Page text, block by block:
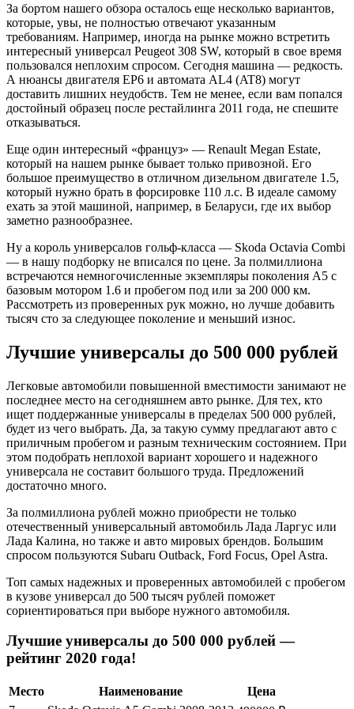
За бортом нашего обзора осталось еще несколько вариантов,
которые, увы, не полностью отвечают указанным
требованиям. Например, иногда на рынке можно встретить
интересный универсал Peugeot 308 SW, который в свое время
пользовался неплохим спросом. Сегодня машина — редкость.
А нюансы двигателя EP6 и автомата AL4 (AT8) могут
доставить лишних неудобств. Тем не менее, если вам попался
достойный образец после рестайлинга 2011 года, не спешите
отказываться.
Еще один интересный «француз» — Renault Megan Estate,
который на нашем рынке бывает только привозной. Его
большое преимущество в отличном дизельном двигателе 1.5,
который нужно брать в форсировке 110 л.с. В идеале самому
ехать за этой машиной, например, в Беларуси, где их выбор
заметно разнообразнее.
Ну а король универсалов гольф-класса — Skoda Octavia Combi
— в нашу подборку не вписался по цене. За полмиллиона
встречаются немногочисленные экземпляры поколения А5 с
базовым мотором 1.6 и пробегом под или за 200 000 км.
Рассмотреть из проверенных рук можно, но лучше добавить
тысяч сто за следующее поколение и меньший износ.
Лучшие универсалы до 500 000 рублей
Легковые автомобили повышенной вместимости занимают не
последнее место на сегодняшнем авто рынке. Для тех, кто
ищет поддержанные универсалы в пределах 500 000 рублей,
будет из чего выбрать. Да, за такую сумму предлагают авто с
приличным пробегом и разным техническим состоянием. При
этом подобрать неплохой вариант хорошего и надежного
универсала не составит большого труда. Предложений
достаточно много.
За полмиллиона рублей можно приобрести не только
отечественный универсальный автомобиль Лада Ларгус или
Лада Калина, но также и авто мировых брендов. Большим
спросом пользуются Subaru Outback, Ford Focus, Opel Astra.
Топ самых надежных и проверенных автомобилей с пробегом
в кузове универсал до 500 тысяч рублей поможет
сориентироваться при выборе нужного автомобиля.
Лучшие универсалы до 500 000 рублей —
рейтинг 2020 года!
Место Наименование
Цена